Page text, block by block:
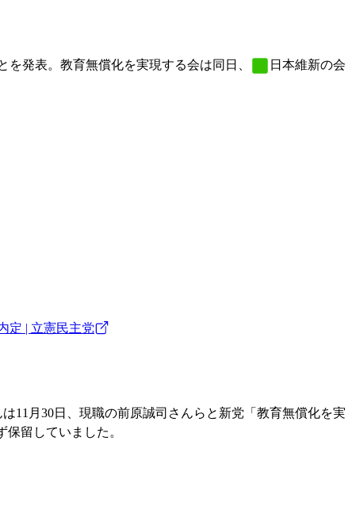
発表。教育無償化を実現する会は同日、
日本維新の会
定 | 立憲民主党
11月30日、現職の前原誠司さんらと新党「教育無償化を実
保留していました。